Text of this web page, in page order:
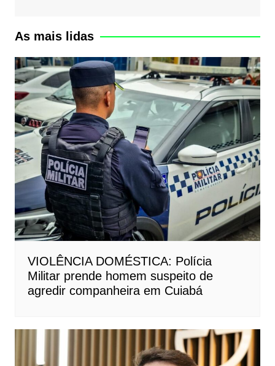
As mais lidas
VIOLÊNCIA DOMÉSTICA: Polícia
Militar prende homem suspeito de
agredir companheira em Cuiabá